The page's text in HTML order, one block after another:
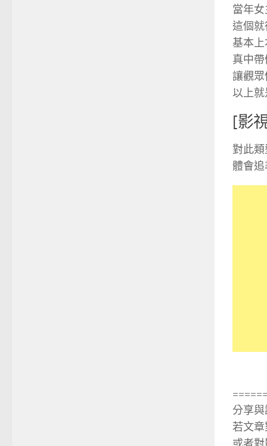
當年
這個
基本
真中
讓觀
以上
[影
對此
體會
分享
若文